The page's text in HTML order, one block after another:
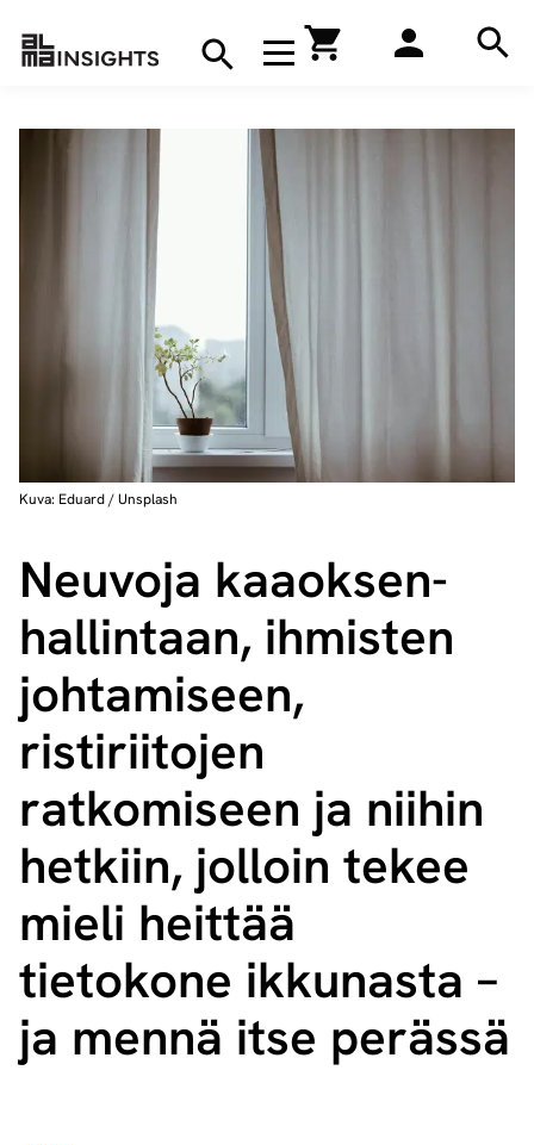
Avaa navigaatio
Hae
Kuva: Eduard / Unsplash
Neuvoja kaa­ok­sen­
hal­lin­taan, ihmisten
johtamiseen,
ristiriitojen
ratkomiseen ja niihin
hetkiin, jolloin tekee
mieli heittää
tietokone ikkunasta –
ja mennä itse perässä